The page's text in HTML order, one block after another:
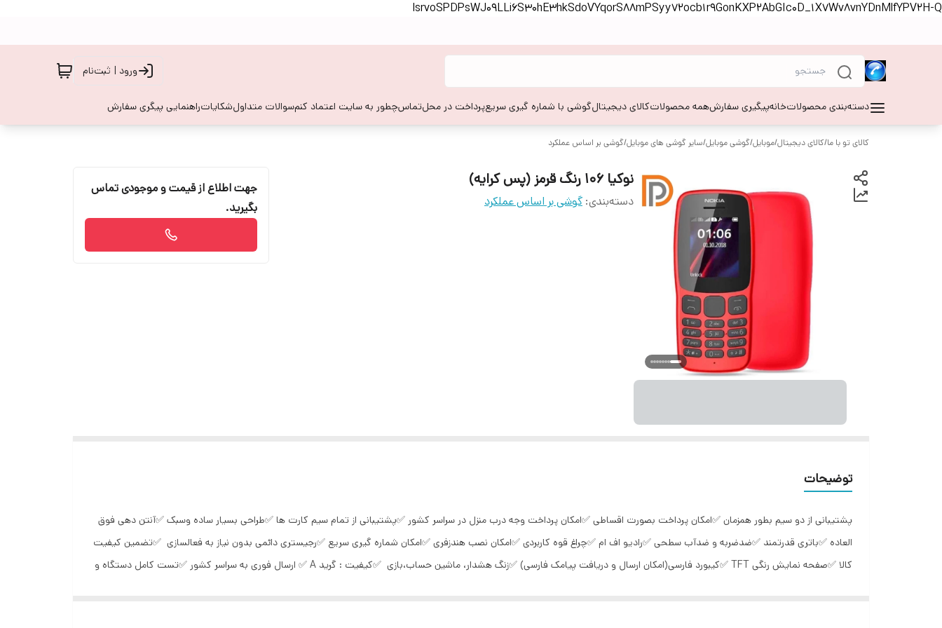
lsrvoSPDPsWJ09LLi6S30hE3hkSdoVYqorS88mPSyy72ocb1r9GonKXP2AbGIc0D_1X7Wv8vnYDnMlfYPV2H-Q
ورود | ثبت‌نام
دسته‌بندی محصولاتخانهپیگیری سفارشهمه محصولاتکالای دیجیتالگوشی با شماره گیری سریعپرداخت در محلتماسچطور به سایت اعتماد کنمسوالات متداولشکایاتراهنمایی پیگری سفارش
کالای تو با ما/کالای دیجیتال/موبایل/گوشی موبایل/سایر گوشی های موبایل/گوشی بر اساس عملکرد
نوکیا 106 رنگ قرمز (پس کرایه)
دسته‌بندی: گوشی بر اساس عملکرد
جهت اطلاع از قیمت و موجودی تماس
بگیرید.
توضیحات
پشتیبانی از دو سیم بطور همزمان ✅امکان پرداخت بصورت اقساطی ✅امکان پرداخت وجه درب منزل در سراسر کشور ✅پشتیبانی از تمام سیم کارت ها ✅طراحی بسیار ساده وسبک ✅آنتن دهی فوق
العاده ✅باتری قدرتمند ✅ضدضربه و ضدآب سطحی ✅رادیو اف ام ✅چراغ قوه کاربردی ✅امکان نصب هندزفری ✅امکان شماره گیری سریع ✅رجیستری دائمی بدون نیاز به فعالسازی ✅تضمین کیفیت
کالا ✅صفحه نمایش رنگی TFT ✅کیبورد فارسی(امکان ارسال و دریافت پیامک فارسی) ✅زنگ هشدار، ماشین حساب،بازی ✅کیفیت : گرید A ✅ ارسال فوری به سراسر کشور ✅تست کامل دستگاه و